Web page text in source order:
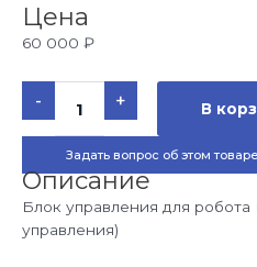
Цена
60 000 ₽
-
Количество
товара
Блок
робота
Neptun
+ В
Задать вопрос об этом товаре
Описание
Блок управления для
управления)